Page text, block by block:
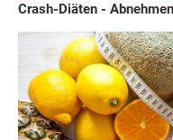
Crash-Diäten - Abnehmen